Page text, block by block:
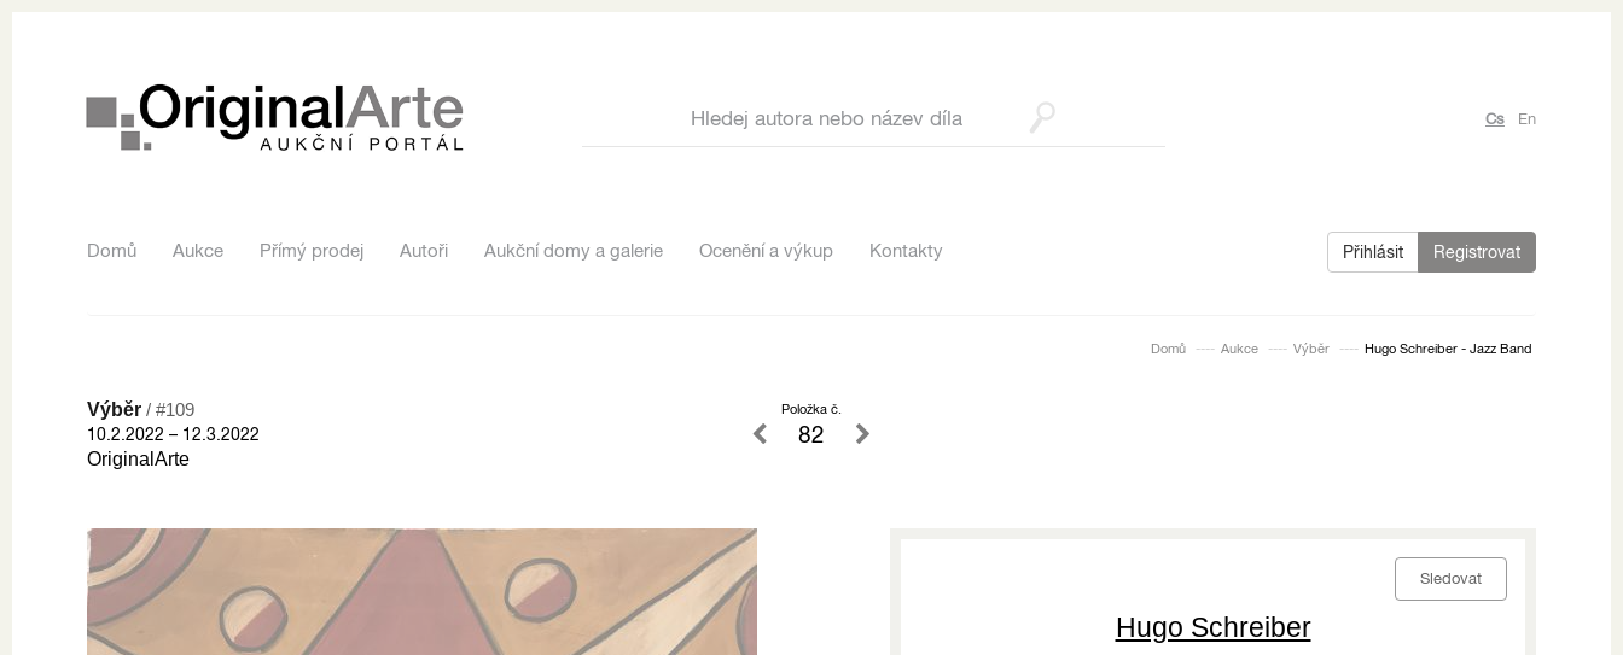
Cs En
Domů Aukce Přímý prodej Autoři Aukční domy a galerie Ocenění a výkup Kontakty Přihlásit Registrovat
Domů Aukce Výběr Hugo Schreiber - Jazz Band
Výběr / #109
10.2.2022 – 12.3.2022
OriginalArte
Položka č.
82
Sledovat
Hugo Schreiber